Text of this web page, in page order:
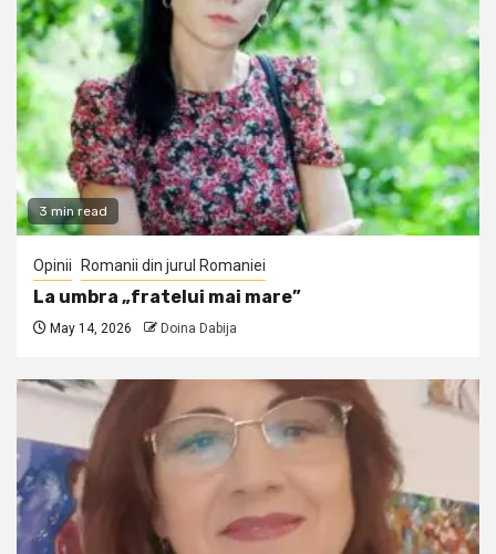
3 min read
Opinii Romanii din jurul Romaniei
La umbra „fratelui mai mare”
May 14, 2026 Doina Dabija